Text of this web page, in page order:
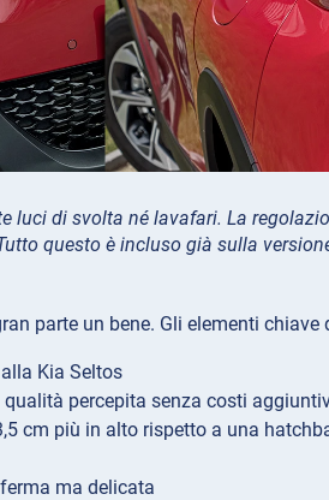
luci di svolta né lavafari. La
questo è incluso già sulla
parte un bene. Gli elementi chiave
Kia Seltos
percepita senza costi
cm più in alto rispetto a una
ma delicata